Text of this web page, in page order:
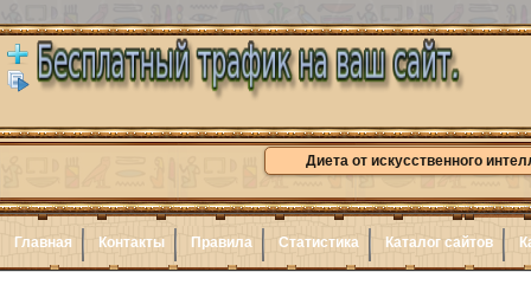
Диета от искусственного
Главная Контакты Правила Статистика Каталог сайтов